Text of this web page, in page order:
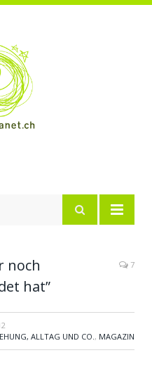
noch
hat”
7
ALLTAG UND CO., MAGAZIN